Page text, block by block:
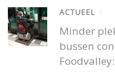
ACTUEEL /
Minder
bussen